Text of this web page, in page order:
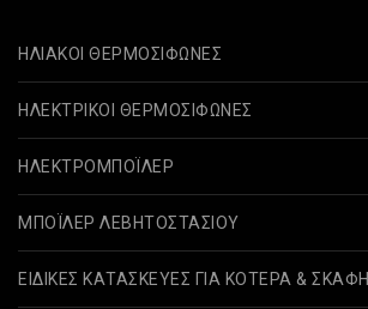
ΗΛΙΑΚΟΊ ΘΕΡΜΟΣΊΦΩΝΕΣ
ΗΛΕΚΤΡΙΚΟΊ ΘΕΡΜΟΣΊΦΩΝΕΣ
ΗΛΕΚΤΡΟΜΠΌΪΛΕΡ
ΜΠΌΪΛΕΡ ΛΕΒΗΤΟΣΤΑΣΊΟΥ
ΕΙΔΙΚΈΣ ΚΑΤΑΣΚΕΥΈΣ ΓΙΑ ΚΌΤΕΡΑ & ΣΚΆΦΗ